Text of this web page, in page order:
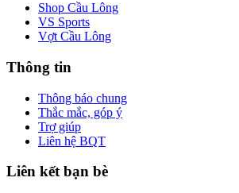
Shop Cầu Lông
VS Sports
Vợt Cầu Lông
Thông tin
Thông báo chung
Thắc mắc, góp ý
Trợ giúp
Liên hệ BQT
Liên kết bạn bè